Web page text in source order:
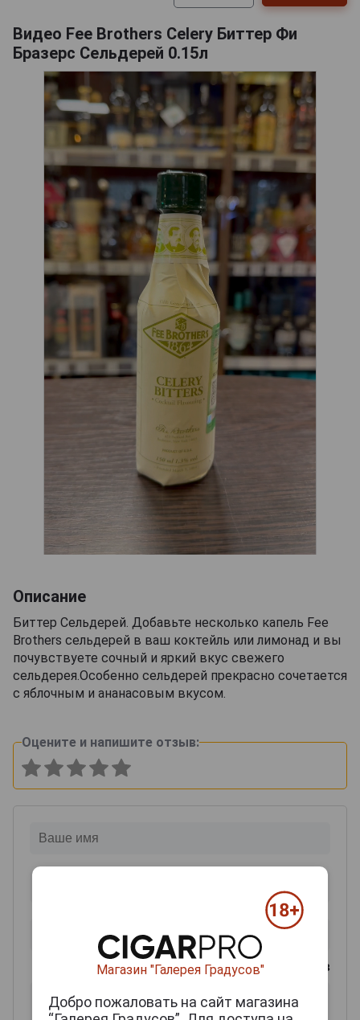
Видео Fee Brothers Celery Биттер Фи
Бразерс Сельдерей 0.15л
Описание
Биттер Сельдерей. Добавьте несколько капель Fee
Brothers сельдерей в ваш коктейль или лимонад и вы
почувствуете сочный и яркий вкус свежего
сельдерея.Особенно сельдерей прекрасно сочетается
с яблочным и ананасовым вкусом.
Оцените и напишите отзыв:
0из 2000 знаков
Магазин "Галерея Градусов"
Добро пожаловать на сайт магазина